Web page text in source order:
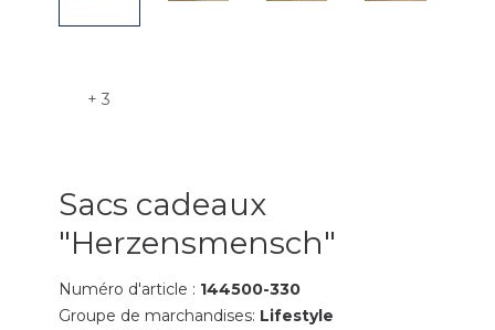
+ 3
Sacs cadeaux
"Herzensmensch"
Numéro d'article : 144500-330
Groupe de marchandises: Lifestyle